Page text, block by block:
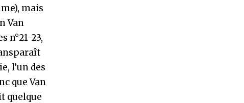
mais
Van
n°21-23,
l’un des
que Van
quelque